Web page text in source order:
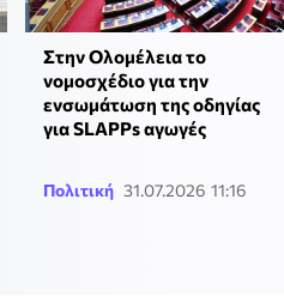
Στην Ολομέλεια το
νομοσχέδιο για την
ενσωμάτωση της οδηγίας
για SLAPPs αγωγές
Πολιτική 31.07.2026 11:16